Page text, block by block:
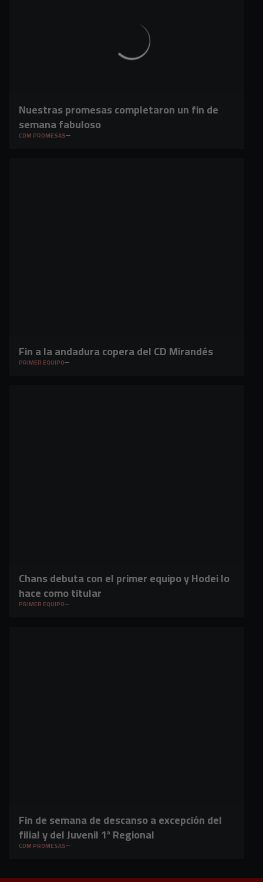
Nuestras promesas completaron un fin de
semana fabuloso
CDM PROMESAS
Fin a la andadura copera del CD Mirandés
PRIMER EQUIPO
Chans debuta con el primer equipo y Hodei lo
hace como titular
PRIMER EQUIPO
Fin de semana de descanso a excepción del
filial y del Juvenil 1ª Regional
CDM PROMESAS